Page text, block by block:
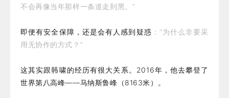
不会再像当年那样一条道走到黑。”
即便有安全保障，还是会有人感到疑惑 ：“为什么非要采
用无协作的方式？”
这其实跟韩啸的经历有很大关系。2016年，他去攀登了
世界第八高峰——马纳斯鲁峰（8163米）。